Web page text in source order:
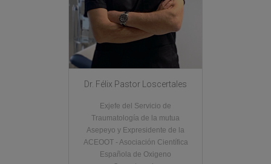
Dr. Félix Pastor Loscertales
Exjefe del Servicio de
Traumatología de la mutua
Asepeyo y Expresidente de la
ACEOOT - Asociación Científica
Española de Oxigeno